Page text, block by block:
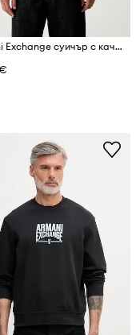
Armani Exchange суичър с качулка мъжки от памук